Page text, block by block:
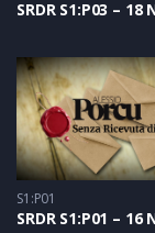
S1:P01